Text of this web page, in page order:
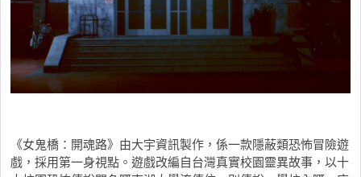
《女鬼橋：開魂路》由大宇資訊製作，係一款隱蔽類恐怖冒險遊
戲，採用第一身視點。遊戲改編自台灣真實校園靈異故事，以十